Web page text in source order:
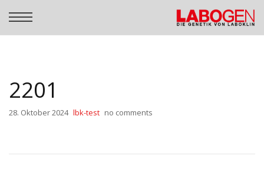
2201
28. Oktober 2024 lbk-test no comments